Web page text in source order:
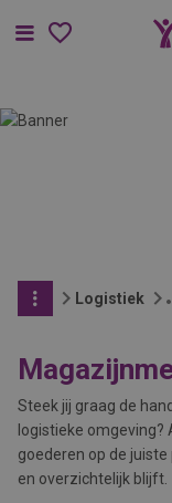
Menu
Logistiek
Steek jij graag de
logistieke
goederen op de
en overzichtelijk blijft.